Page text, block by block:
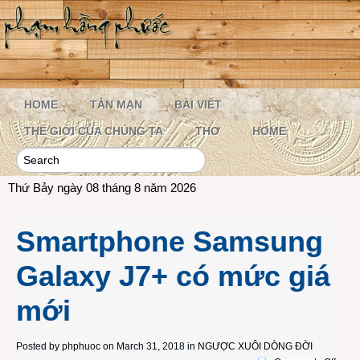
HOME TẢN MẠN BÀI VIẾT
THẾ GIỚI CỦA CHÚNG TA THƠ HOME
Thứ Bảy ngày 08 tháng 8 năm 2026
Smartphone Samsung
Galaxy J7+ có mức giá
mới
Posted by phphuoc on March 31, 2018 in NGƯỢC XUÔI DÒNG ĐỜI